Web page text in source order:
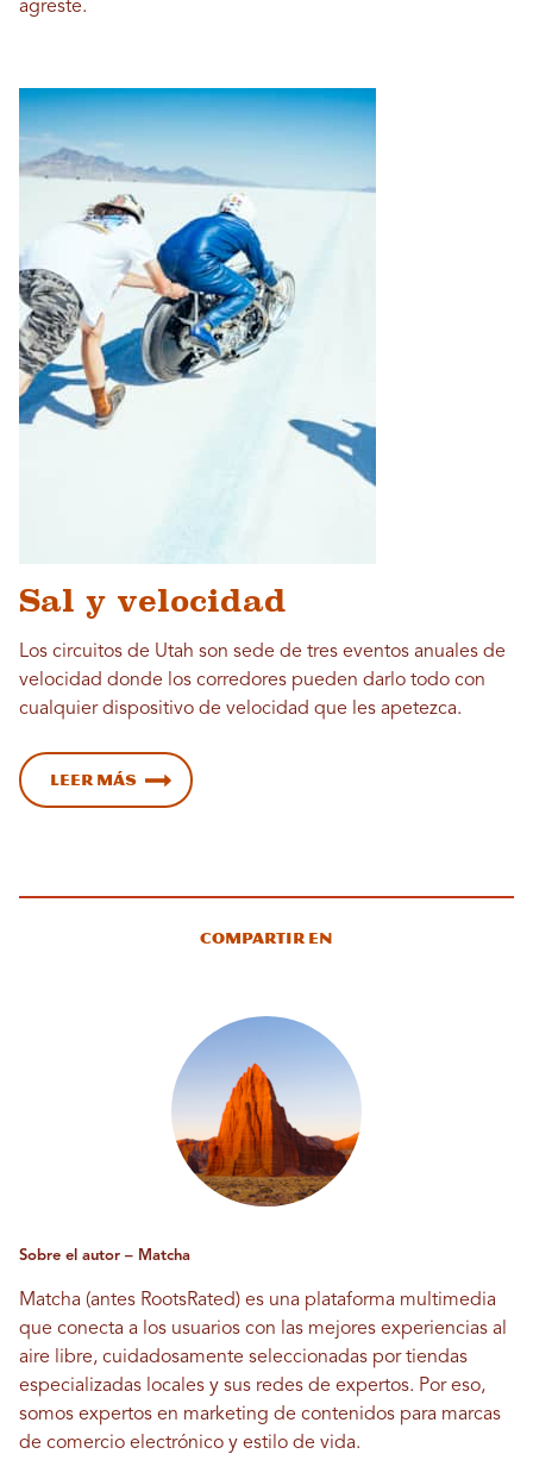
agreste.
Sal y velocidad
Los circuitos de Utah son sede de tres eventos anuales de
velocidad donde los corredores pueden darlo todo con
cualquier dispositivo de velocidad que les apetezca.
Leer más
Compartir en
Sobre el autor – Matcha
Matcha (antes RootsRated) es una plataforma multimedia
que conecta a los usuarios con las mejores experiencias al
aire libre, cuidadosamente seleccionadas por tiendas
especializadas locales y sus redes de expertos. Por eso,
somos expertos en marketing de contenidos para marcas
de comercio electrónico y estilo de vida.